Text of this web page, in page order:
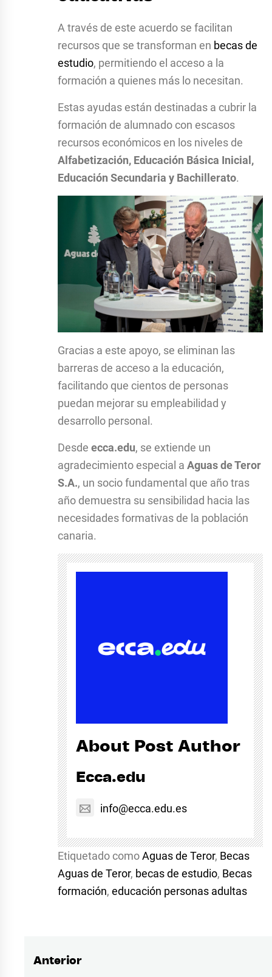
A través de este acuerdo se facilitan
recursos que se transforman en becas de
estudio, permitiendo el acceso a la
formación a quienes más lo necesitan.
Estas ayudas están destinadas a cubrir la
formación de alumnado con escasos
recursos económicos en los niveles de
Alfabetización, Educación Básica Inicial,
Educación Secundaria y Bachillerato.
Gracias a este apoyo, se eliminan las
barreras de acceso a la educación,
facilitando que cientos de personas
puedan mejorar su empleabilidad y
desarrollo personal.
Desde ecca.edu, se extiende un
agradecimiento especial a Aguas de Teror
S.A., un socio fundamental que año tras
año demuestra su sensibilidad hacia las
necesidades formativas de la población
canaria.
About Post Author
Ecca.edu
info@ecca.edu.es
Etiquetado comoAguas de Teror, Becas
Aguas de Teror, becas de estudio, Becas
formación, educación personas adultas
Navegación
Anterior